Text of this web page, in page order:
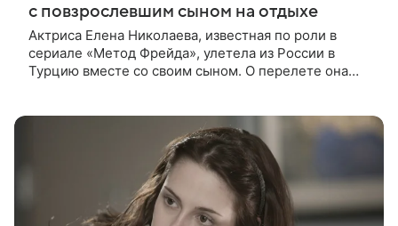
с повзрослевшим сыном на отдыхе
Актриса Елена Николаева, известная по роли в
сериале «Метод Фрейда», улетела из России в
Турцию вместе со своим сыном. О перелете она